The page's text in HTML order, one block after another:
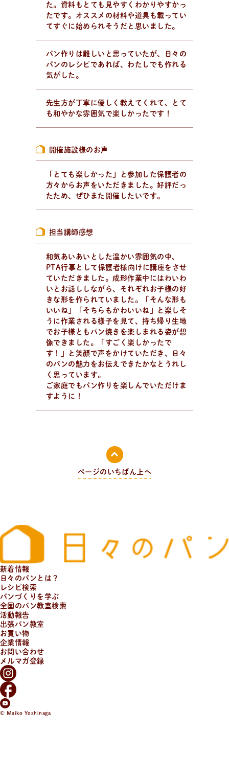
りを学ぶ
学びたい、楽しみたい！
趣味でパン作りを楽しみたい方、製パン理論を学びたい
パン教室検索
パンが作りたい！
認定を受けた日々パン先生たち。あなたの街のパン教
室、イベント情報を探そう！
活動報告
企業様とコラボ案件など
企業様とコラボ案件、飲食店様向けレシピ提供、就労支
援施設様向け 防災パンなどの活動状況。企業様向けダウ
ンロード資料はこちら。
た。資料もとても見やすくわかりやすかっ
たです。オススメの材料や道具も載ってい
てすぐに始められそうだと思いました。
パン作りは難しいと思っていたが、日々の
パンのレシピであれば、わたしでも作れる
気がした。
先生方が丁寧に優しく教えてくれて、とて
も和やかな雰囲気で楽しかったです！
開催施設様のお声
「とても楽しかった」と参加した保護者の
方々からお声をいただきました。好評だっ
たため、ぜひまた開催したいです。
担当講師感想
和気あいあいとした温かい雰囲気の中、
PTA行事として保護者様向けに講座をさせ
ていただきました。成形作業中にはわいわ
いとお話ししながら、それぞれお子様の好
きな形を作られていました。「そんな形も
いいね」「そちらもかわいいね」と楽しそ
うに作業される様子を見て、持ち帰り生地
でお子様ともパン焼きを楽しまれる姿が想
像できました。「すごく楽しかったで
す！」と笑顔で声をかけていただき、日々
のパンの魅力をお伝えできたかなとうれし
く思っています。
ご家庭でもパン作りを楽しんでいただけま
すように！
ページのいちばん上へ
新着情報
日々のパンとは？
レシピ検索
パンづくりを学ぶ
全国のパン教室検索
活動報告
出張パン教室
お買い物
企業情報
お問い合わせ
メルマガ登録
© Maiko Yoshinaga